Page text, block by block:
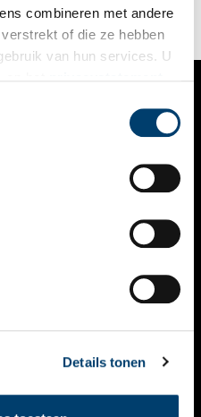
combineren met andere
of die ze hebben
van hun services. U
Details tonen